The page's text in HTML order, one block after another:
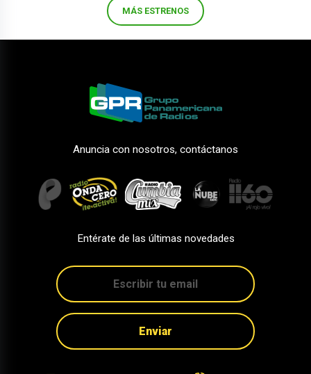
MÁS ESTRENOS
Anuncia con nosotros, contáctanos
Entérate de las últimas novedades
Enviar